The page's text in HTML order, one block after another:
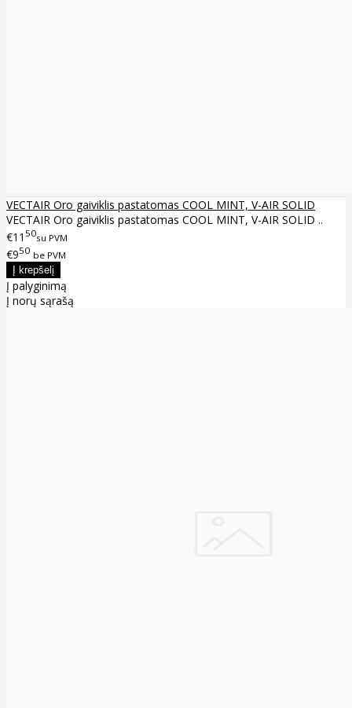
VECTAIR Oro gaiviklis pastatomas COOL MINT, V-AIR SOLID
VECTAIR Oro gaiviklis pastatomas COOL MINT, V-AIR SOLID ..
€11 50su PVM
€950 be PVM
Į palyginimą
Į norų sąrašą